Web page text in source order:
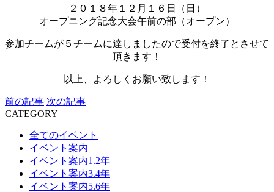
２０１８年１２月１６日（日）
オープニング記念大会午前の部（オープン）
参加チームが５チームに達しましたので受付を終了とさせて
頂きます！
以上、よろしくお願い致します！
前の記事 次の記事
CATEGORY
全てのイベント
イベント案内
イベント案内1.2年
イベント案内3.4年
イベント案内5.6年